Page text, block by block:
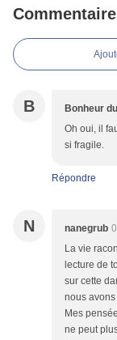
B Bonheur
Oh oui, il
si fragile.
Répondre
N nanegrub
La vie
lecture de
sur cette
nous
Mes
ne peut